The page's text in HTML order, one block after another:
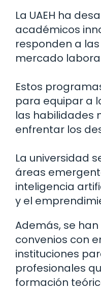
La UAEH ha
académicos
responden a
mercado
Estos
para equipar a
las habilidades
enfrentar los
La universidad
áreas
inteligencia
y el
Además, se
convenios con
instituciones
profesionales
formación